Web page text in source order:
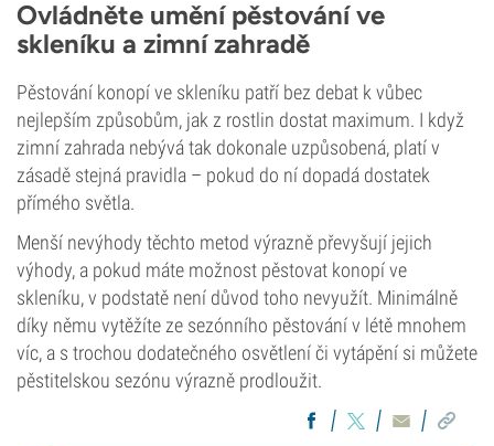
Ovládněte umění pěstování ve
skleníku a zimní zahradě
Pěstování konopí ve skleníku patří bez debat k vůbec
nejlepším způsobům, jak z rostlin dostat maximum. I když
zimní zahrada nebývá tak dokonale uzpůsobená, platí v
zásadě stejná pravidla – pokud do ní dopadá dostatek
přímého světla.
Menší nevýhody těchto metod výrazně převyšují jejich
výhody, a pokud máte možnost pěstovat konopí ve
skleníku, v podstatě není důvod toho nevyužít. Minimálně
díky němu vytěžíte ze sezónního pěstování v létě mnohem
víc, a s trochou dodatečného osvětlení či vytápění si můžete
pěstitelskou sezónu výrazně prodloužit.